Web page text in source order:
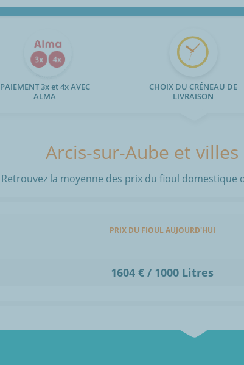
PAIEMENT 3x et 4x AVEC
ALMA
CHOIX DU CRÉNEAU DE
LIVRAISON
Arcis-sur-Aube et
Retrouvez la moyenne des prix du fioul domestique
PRIX DU FIOUL AUJOURD'HUI
1604 € / 1000 Litres